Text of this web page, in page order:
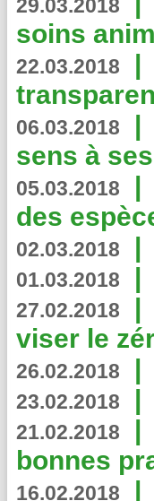
29.03.2018
soins
22.03.2018 |
06.03.2018 |
sens à
05.03.2018 |
des
02.03.2018 |
01.03.2018 |
27.02.2018 |
viser le
26.02.2018 |
23.02.2018 |
21.02.2018 |
bonnes
16.02.2018 |